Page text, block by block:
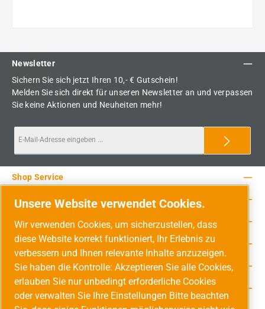
Newsletter
Sichern Sie sich jetzt Ihren 10,- € Gutschein!
Melden Sie sich direkt für unseren Newsletter an und verpassen
Sie keine Aktionen und Neuheiten mehr!
Service-Hotline
Shop Service
Rechtliche Hinweise
Unsere Vorteile
Versandarten
Zahlungsarten
Unsere Website verwendet Cookies.
Wir verwenden Cookies, um sicherzustellen, dass
diese Website korrekt funktioniert, Ihr Erlebnis zu
verbessern und Ihnen relevante Inhalte anzuzeigen.
Sie haben die Kontrolle: Akzeptieren Sie alle Cookies,
erlauben Sie nur unbedingt erforderliche Cookies
oder verwalten Sie Ihre Einstellungen Bitte beachten